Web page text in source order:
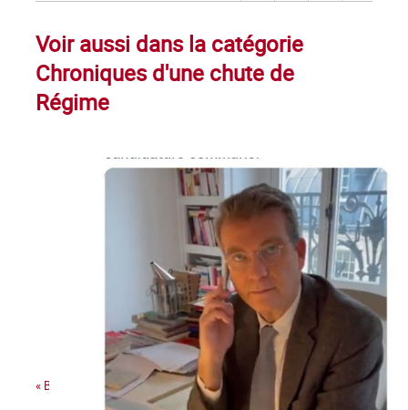
Voir aussi dans la catégorie
Chroniques d'une chute de
Régime
« Bonjour Jean-Luc, c’est Arnaud Montebourg »